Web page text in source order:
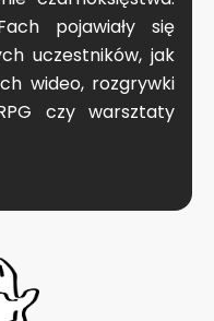
pojawiały się
uczestników, jak
wideo, rozgrywki
czy warsztaty